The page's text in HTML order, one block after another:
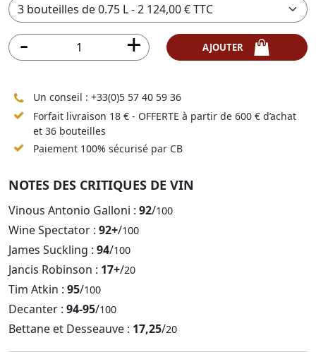
Un conseil : +33(0)5 57 40 59 36
Forfait livraison 18 € - OFFERTE à partir de 600 € d’achat
et 36 bouteilles
Paiement 100% sécurisé par CB
NOTES DES CRITIQUES DE VIN
Vinous Antonio Galloni : 92/100
Wine Spectator : 92+/100
James Suckling : 94/100
Jancis Robinson : 17+/20
Tim Atkin : 95/100
Decanter : 94-95/100
Bettane et Desseauve : 17,25/20